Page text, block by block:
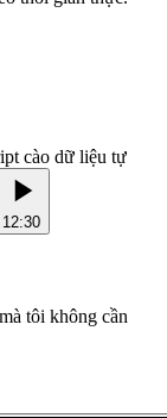
cào dữ liệu tự
12:30
tôi không cần